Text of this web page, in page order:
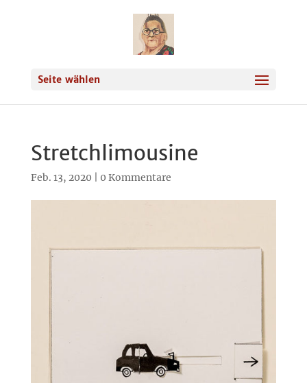
Seite wählen
Stretchlimousine
Feb. 13, 2020 0 Kommentare